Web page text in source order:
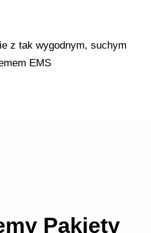
z tak wygodnym, suchym
EMS
Pakiety